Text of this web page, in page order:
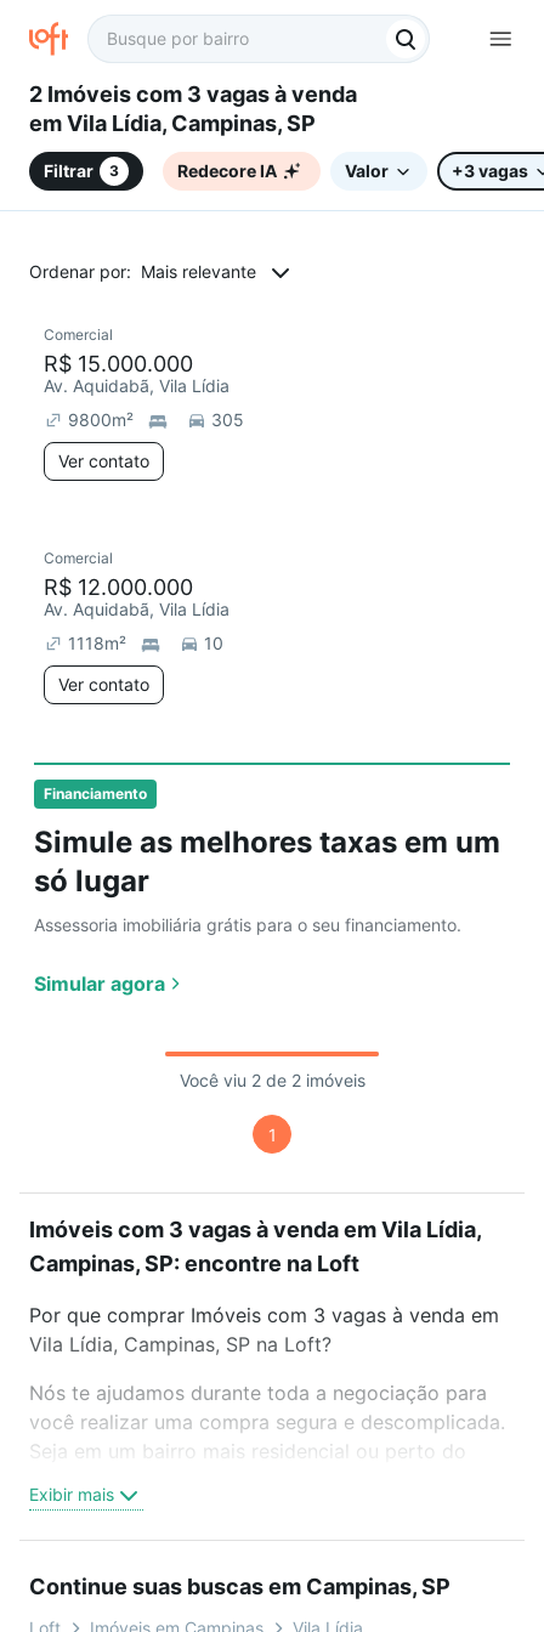
2 Imóveis com 3 vagas à venda
em Vila Lídia, Campinas, SP
Filtrar 3 Redecore IA Valor +3 vagas
Ordenar por: Mais relevante
Financiamento
Simule as melhores taxas em um
só lugar
Assessoria imobiliária grátis para o seu financiamento.
Simular agora
Comercial
R$ 15.000.000
Av. Aquidabã, Vila Lídia
9800m²
305
Ver contato
Chegou há 2 dias
Comercial
R$ 12.000.000
Av. Aquidabã, Vila Lídia
1118m²
10
Ver contato
Você viu 2 de 2 imóveis
1
Imóveis com 3 vagas à venda em Vila Lídia,
Campinas, SP: encontre na Loft
Por que comprar Imóveis com 3 vagas à venda em
Vila Lídia, Campinas, SP na Loft?
Nós te ajudamos durante toda a negociação para
você realizar uma compra segura e descomplicada.
Seja em um bairro mais residencial ou perto do
oferta ideal de Imóveis com 3 vagas à venda em
Vila Lídia, Campinas, SP para conquistar seu sonho.
é grátis, sem compromisso e você ainda conta com
mais de 46 mil corretores e imobiliárias te ajudando
Exibir mais
Continue suas buscas em Campinas, SP
Loft Imóveis em Campinas Vila Lídia